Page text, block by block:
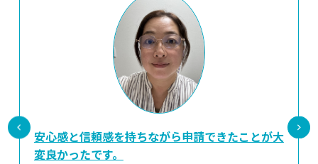
安心感と信頼感を持ちながら申請できたことが大
変良かったです。